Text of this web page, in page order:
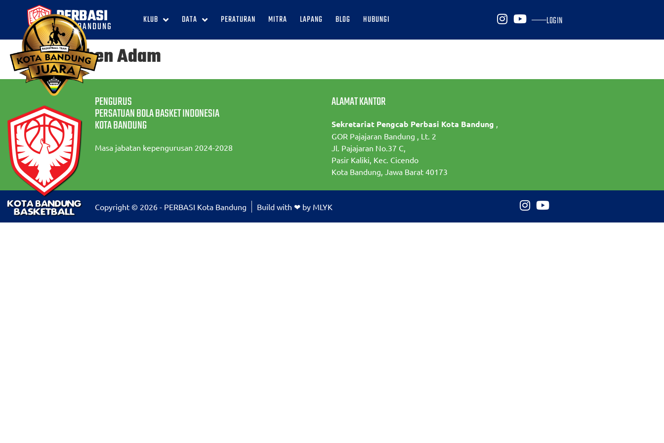
PERBASI
KOTA BANDUNG KLUB DATA PERATURAN MITRA LAPANG BLOG HUBUNGI LOGIN
Stephen Adam
PENGURUS
PERSATUAN BOLA BASKET INDONESIA
KOTA BANDUNG
Masa jabatan kepengurusan 2024-2028
ALAMAT KANTOR
Sekretariat Pengcab Perbasi Kota Bandung ,
GOR Pajajaran Bandung , Lt. 2
Jl. Pajajaran No.37 C,
Pasir Kaliki, Kec. Cicendo
Kota Bandung, Jawa Barat 40173
Copyright © 2026 - PERBASI Kota Bandung Build with ❤ by MLYK